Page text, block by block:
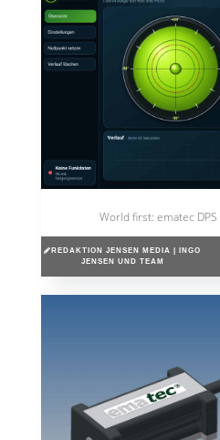
World first: ematec
REDAKTION JENSEN MEDIA | INGO
JENSEN UND TEAM